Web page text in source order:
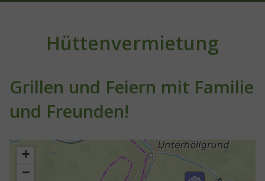
Hüttenvermietung
Grillen und Feiern mit Familie
und Freunden!